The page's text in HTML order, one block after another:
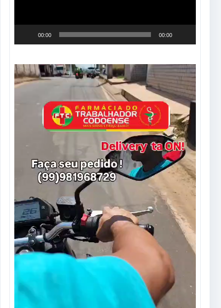
00:00 00:00
Tocador
de